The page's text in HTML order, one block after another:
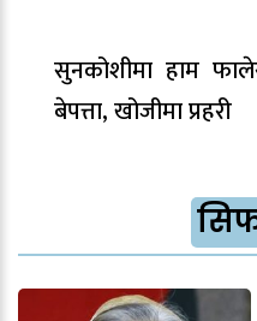
सुनकोशीमा हाम
बेपत्ता, खोजीमा प्रहरी